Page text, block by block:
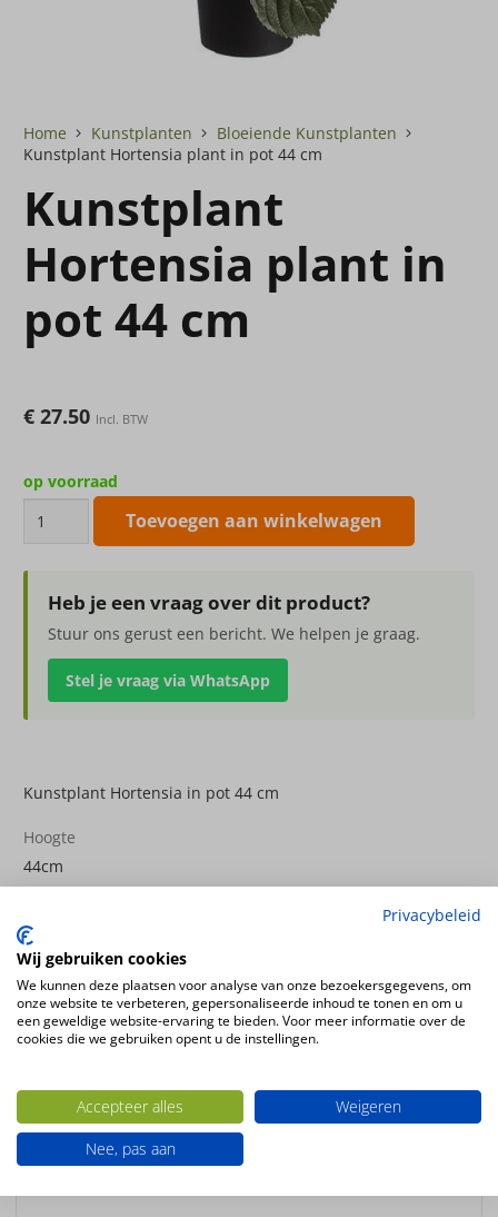
Home Kunstplanten
Bloeiende Kunstplanten
Kunstplant Hortensia plant in pot 44 cm
Kunstplant
Hortensia plant in
pot 44 cm
€ 27.50 Incl. BTW
op voorraad
Hortensia
plant
aantal
Toevoegen aan winkelwagen
Heb je een vraag over dit product?
Stuur ons gerust een bericht. We helpen je graag.
Stel je vraag via WhatsApp
Kunstplant Hortensia in pot 44 cm
Hoogte
44cm
wit – creme
Bloemsoort
Hortensia
Productconfiguratie
Staande kunstplant in plastic pot
Ook interessant
UV-
Privacybeleid
Wij gebruiken cookies
We kunnen deze plaatsen voor analyse van onze bezoekersgegevens, om
onze website te verbeteren, gepersonaliseerde inhoud te tonen en om u
een geweldige website-ervaring te bieden. Voor meer informatie over de
cookies die we gebruiken opent u de instellingen.
Accepteer alles
Weigeren
Nee, pas aan